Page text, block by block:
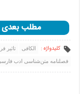
مطلب بعدی
کلیدواژه : الكافی تاثیر
فصلنامه متن‌شناسی ادب